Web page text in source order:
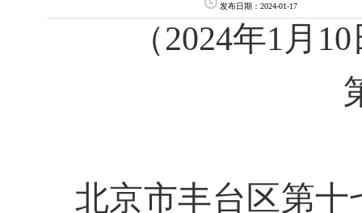
发布日期：2024-01-17
（2024年1 月
北京市丰台区第